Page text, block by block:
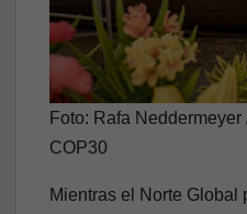
Foto: Rafa Neddermeyer
COP30
Mientras el Norte Global